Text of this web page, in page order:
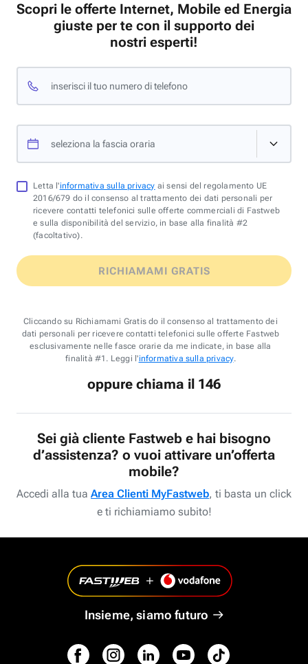
Scopri le offerte Internet, Mobile ed Energia
giuste per te con il supporto dei
nostri esperti!
inserisci il tuo numero di telefono
seleziona la fascia oraria
Letta l'informativa sulla privacy ai sensi del regolamento UE
2016/679 do il consenso al trattamento dei dati personali per
ricevere contatti telefonici sulle offerte commerciali di Fastweb
e sulla disponibilità del servizio, in base alla finalità #2
(facoltativo).
RICHIAMAMI GRATIS
Cliccando su Richiamami Gratis do il consenso al trattamento dei
dati personali per ricevere contatti telefonici sulle offerte Fastweb
esclusivamente nelle fasce orarie da me indicate, in base alla
finalità #1. Leggi l'informativa sulla privacy.
oppure chiama il 146
Sei già cliente Fastweb e hai bisogno
d’assistenza? o vuoi attivare un’offerta
mobile?
Accedi alla tua Area Clienti MyFastweb, ti basta un click
e ti richiamiamo subito!
Insieme, siamo futuro